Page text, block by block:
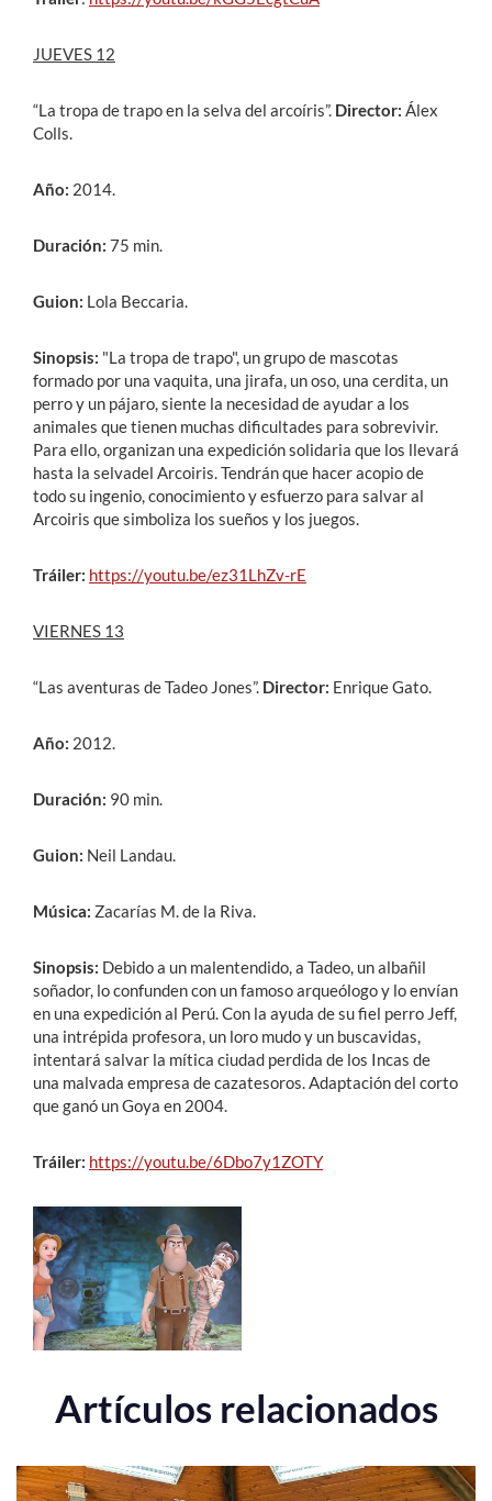
JUEVES 12
“La tropa de trapo en la selva del arcoíris”. Director: Álex
Colls.
Año: 2014.
Duración: 75 min.
Guion: Lola Beccaria.
Sinopsis: "La tropa de trapo", un grupo de mascotas
formado por una vaquita, una jirafa, un oso, una cerdita, un
perro y un pájaro, siente la necesidad de ayudar a los
animales que tienen muchas dificultades para sobrevivir.
Para ello, organizan una expedición solidaria que los llevará
hasta la selvadel Arcoiris. Tendrán que hacer acopio de
todo su ingenio, conocimiento y esfuerzo para salvar al
Arcoiris que simboliza los sueños y los juegos.
Tráiler: https://youtu.be/ez31LhZv-rE
VIERNES 13
“Las aventuras de Tadeo Jones”. Director: Enrique Gato.
Año: 2012.
Duración: 90 min.
Guion: Neil Landau.
Música: Zacarías M. de la Riva.
Sinopsis: Debido a un malentendido, a Tadeo, un albañil
soñador, lo confunden con un famoso arqueólogo y lo envían
en una expedición al Perú. Con la ayuda de su fiel perro Jeff,
una intrépida profesora, un loro mudo y un buscavidas,
intentará salvar la mítica ciudad perdida de los Incas de
una malvada empresa de cazatesoros. Adaptación del corto
que ganó un Goya en 2004.
Tráiler: https://youtu.be/6Dbo7y1ZOTY
Artículos relacionados